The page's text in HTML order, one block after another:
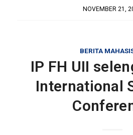
NOVEMBER 21,
BERITA
IP FH UII
International